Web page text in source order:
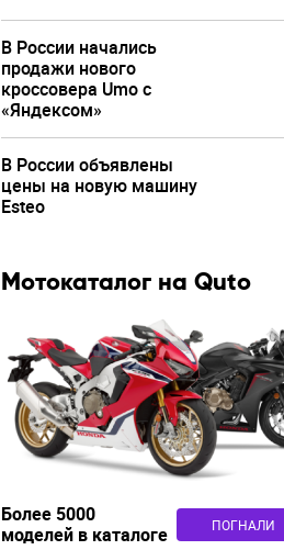
В России начались
продажи нового
кроссовера Umo с
«Яндексом»
В России объявлены
цены на новую машину
Esteo
Мотокаталог на Quto
Более 5000
моделей в каталоге
ПОГНАЛИ